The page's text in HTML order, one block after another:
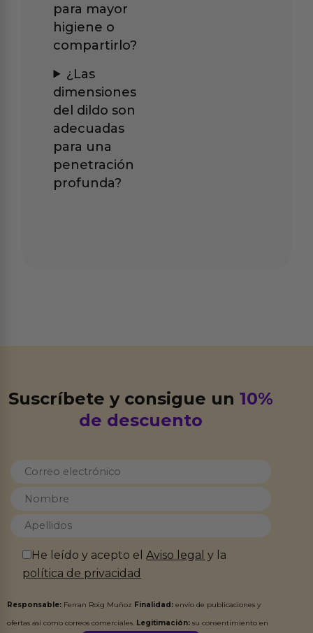
para mayor
higiene o
compartirlo?
¿Las
dimensiones
del dildo son
adecuadas
para una
penetración
profunda?
Suscríbete y consigue un10%
de descuento
He leído y acepto elAviso legal y la
política de privacidad
Responsable: Ferran Roig Muñoz Finalidad: envío de publicaciones y
ofertas así como correos comerciales. Legitimación: su consentimiento en